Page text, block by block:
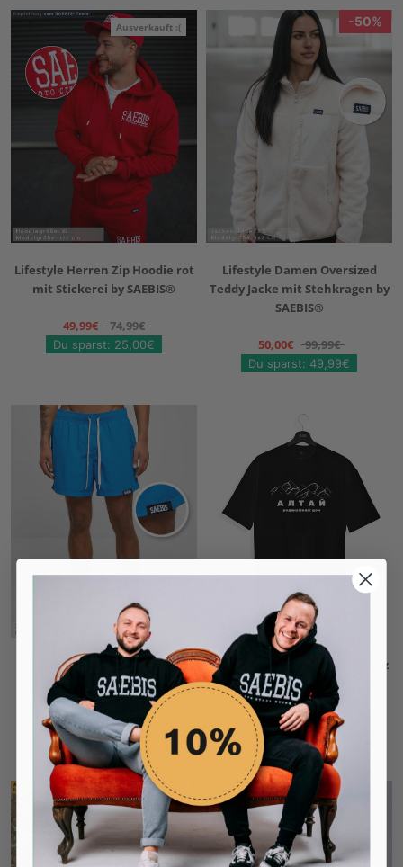
Ausverkauft :(
Lifestyle Herren Zip Hoodie rot
mit Stickerei by SAEBIS®
49,99€ 74,99€
Du sparst: 25,00€
50%
Lifestyle Damen Oversized
Teddy Jacke mit Stehkragen by
SAEBIS®
50,00€ 99,99€
Du sparst: 49,99€
Lifestyle Herren Badeshorts
himmelblau by SAEBIS®
29,99€
Алтай - Herren T-Shirt schwarz
by SAEBIS®
34,99€